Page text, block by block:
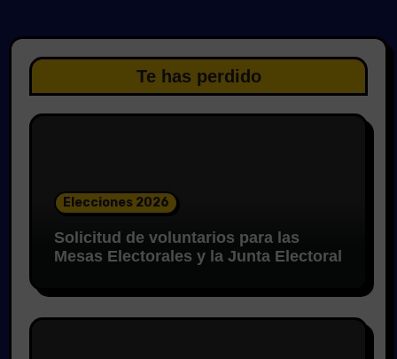
Te has perdido
Elecciones 2026
Solicitud de voluntarios para las
Mesas Electorales y la Junta Electoral